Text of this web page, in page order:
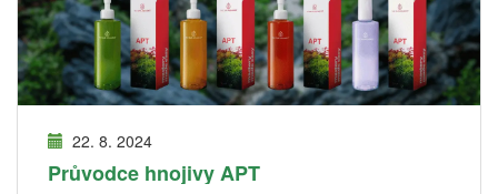
22. 8. 2024
Průvodce hnojivy APT